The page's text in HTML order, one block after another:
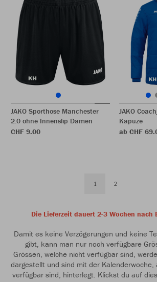
JAKO Sporthose Manchester
2.0 ohne Innenslip Damen
CHF 9.00
JAKO
Kapuze
ab CHF
1 2
Die Lieferzeit dauert 2-3 Wochen nach
Damit es keine Verzögerungen und keine
gibt, kann man nur noch verfügbare
Grössen, welche nicht verfügbar sind,
dargestellt und sind mit der Kalenderwoche,
verfügbar sind, hinterlegt. Klickst du auf